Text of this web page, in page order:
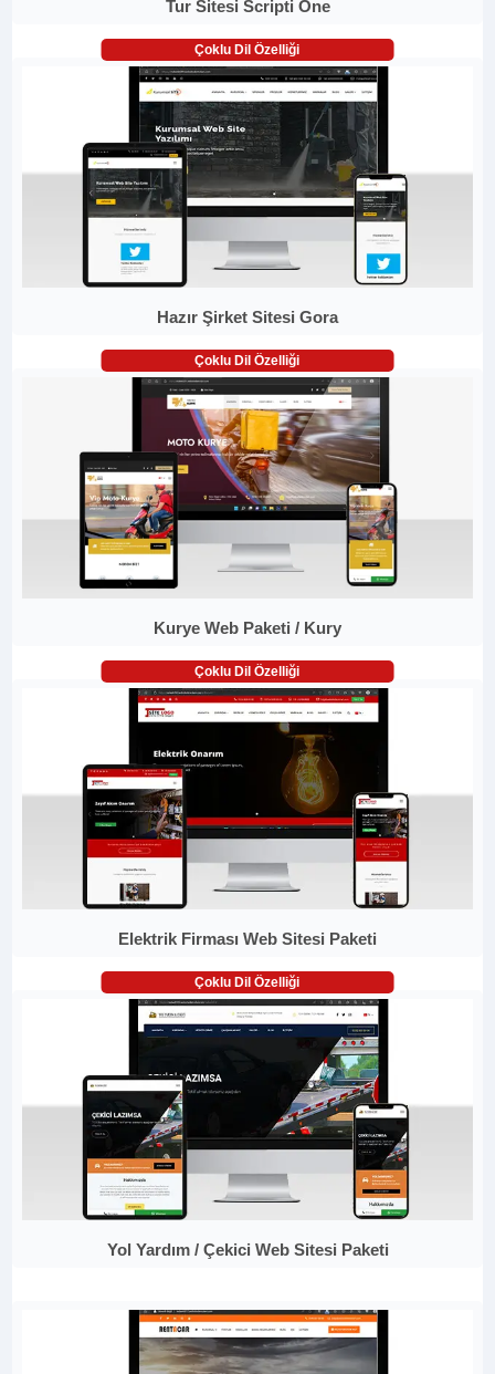
Tur Sitesi Scripti One
Çoklu Dil Özelliği
Hazır Şirket Sitesi Gora
Çoklu Dil Özelliği
Kurye Web Paketi / Kury
Çoklu Dil Özelliği
Elektrik Firması Web Sitesi Paketi
Çoklu Dil Özelliği
Yol Yardım / Çekici Web Sitesi Paketi